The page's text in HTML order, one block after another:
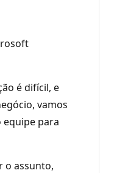
é difícil, e
vamos
para
o assunto,